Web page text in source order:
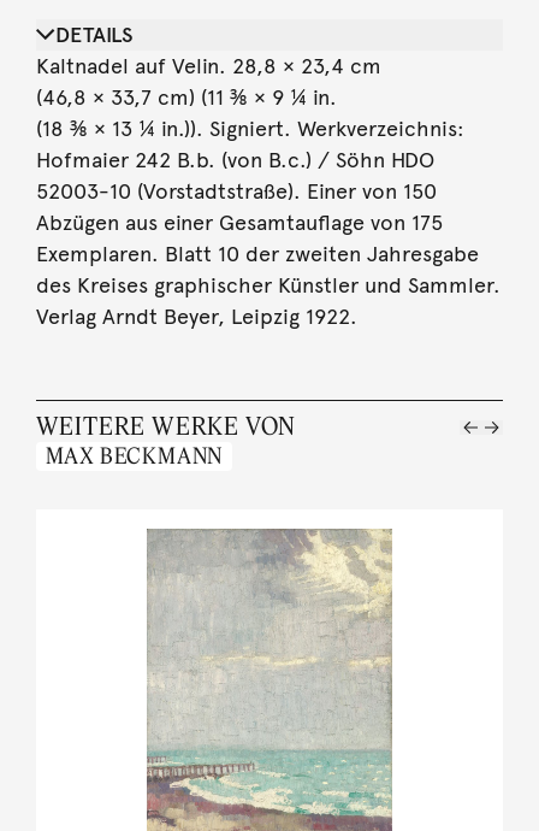
DETAILS
Kaltnadel auf Velin. 28,8 × 23,4 cm
(46,8 × 33,7 cm) (11 ⅜ × 9 ¼ in.
(18 ⅜ × 13 ¼ in.)). Signiert. Werkverzeichnis:
Hofmaier 242 B.b. (von B.c.) / Söhn HDO
52003-10 (Vorstadtstraße). Einer von 150
Abzügen aus einer Gesamtauflage von 175
Exemplaren. Blatt 10 der zweiten Jahresgabe
des Kreises graphischer Künstler und Sammler.
Verlag Arndt Beyer, Leipzig 1922.
WEITERE WERKE VON
MAX BECKMANN